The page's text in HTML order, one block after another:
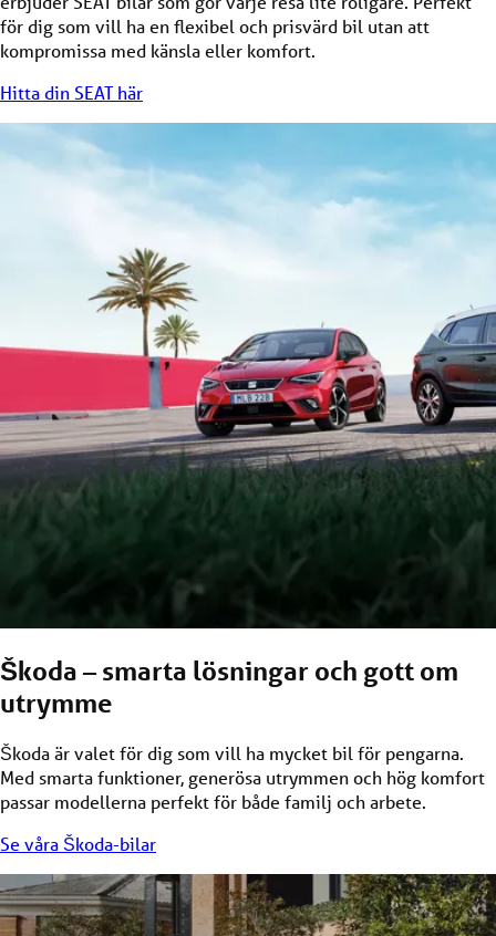
för dig som vill ha en flexibel och prisvärd bil utan att
kompromissa med känsla eller komfort.
Hitta din SEAT här
Škoda – smarta lösningar och gott om
utrymme
Škoda är valet för dig som vill ha mycket bil för pengarna.
Med smarta funktioner, generösa utrymmen och hög komfort
passar modellerna perfekt för både familj och arbete.
Se våra Škoda-bilar